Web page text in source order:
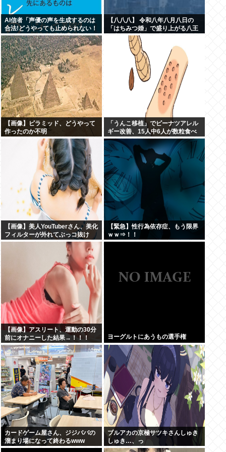
AI信者「声優の声を生成するのは
合法!どうやっても止められない！
キャキャ」法務省「普通に権利侵
害っす」
【八八八】 令和八年八月八日の
「はちみつ婚」で盛り上がる八王
子市や八戸市など「八」の付く自
治体たち…日本の航空機の父・二
宮忠八ゆかりの八幡浜市と八幡市
は共同でイベント開催
【画像】ピラミッド、どうやって
作ったのか不明
「うんこ移植」でピーナツアレル
ギー改善、15人中6人が数粒食べ
られるように
【画像】美人YouTuberさん、美化
フィルターが外れてぶっコ抜け
www
【緊急】性行為依存症、もう限界
ｗｗ⇒！！
【画像】アスリート、運動の30分
前にオナニーした結果→！！！
ヨーグルトにあうもの選手権
カードゲーム屋さん、ジジババの
溜まり場になって終わるwww
ブルアカの京極サツキさんしゅき
しゅき…、っ